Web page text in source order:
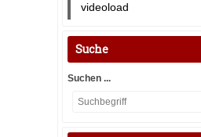
videoload
Suche
Suchen ...